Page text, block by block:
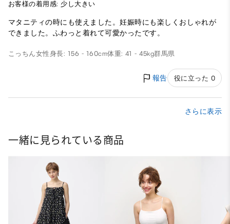
お客様の着用感: 少し大きい
マタニティの時にも使えました。妊娠時にも楽しくおしゃれが
できました。ふわっと着れて可愛かったです。
こっちん女性身長: 156 - 160cm体重: 41 - 45kg群馬県
報告 役に立った 0
さらに表示
一緒に見られている商品